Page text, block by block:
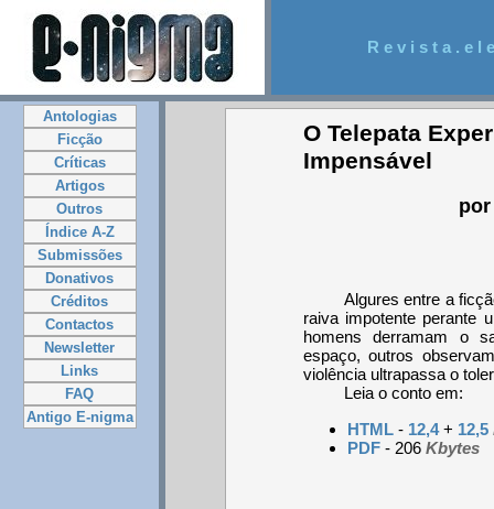
R e v i s t a . e l
Antologias
Ficção
Críticas
Artigos
Outros
Índice A-Z
Submissões
Donativos
Créditos
Contactos
Newsletter
Links
FAQ
Antigo E-nigma
O Telepata
Impensável
Algures entre a
raiva impotente perante
homens derramam o
espaço, outros
violência ultrapassa o
Leia o conto em:
HTML- 12,4+ 12,5
PDF- 206 Kbytes